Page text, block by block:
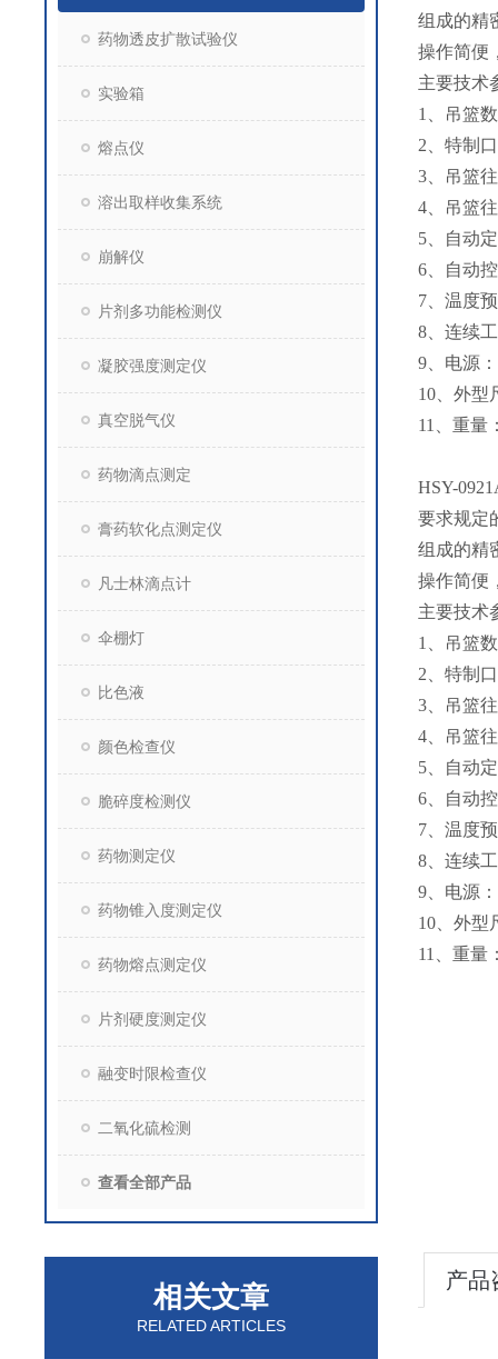
药物透皮扩散试验仪
实验箱
熔点仪
溶出取样收集系统
崩解仪
片剂多功能检测仪
凝胶强度测定仪
真空脱气仪
药物滴点测定
膏药软化点测定仪
凡士林滴点计
伞棚灯
比色液
颜色检查仪
脆碎度检测仪
药物测定仪
药物锥入度测定仪
药物熔点测定仪
片剂硬度测定仪
融变时限检查仪
二氧化硫检测
查看全部产品
相关文章
RELATED ARTICLES
组成的精
操作简便
主要技术
1、吊篮
2、特制
3、吊篮
4、吊篮
5、自动
6、自动
7、温度
8、连续
9、电源
10、外型
11、重量
HSY-
要求规定
组成的精
操作简便
主要技术
1、吊篮
2、特制
3、吊篮
4、吊篮
5、自动
6、自动
7、温度
8、连续
9、电源
10、外型
11、重量
产品